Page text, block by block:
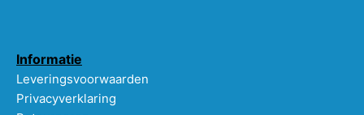
Informatie
Leveringsvoorwaarden
Privacyverklaring